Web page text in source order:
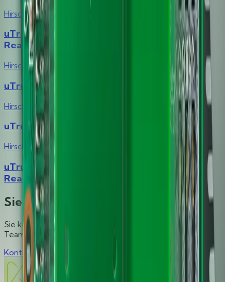
Hirsch
uTrust 2500 Contact Smart Card
Reader/Writer Module Family
Hirsch
uTrust 2700 F Contact Smart Card Reader
Hirsch
uTrust 2700 R Contact Smart Card Reader
Hirsch
uTrust 3500 F Contactless Smart Card
Reader/Writer Module
Sie brauchen technischen Support?
Sie können nicht finden, was Sie suchen? Unser Support
Team kann bei technischen Fragen unterstützen.
Kontakt